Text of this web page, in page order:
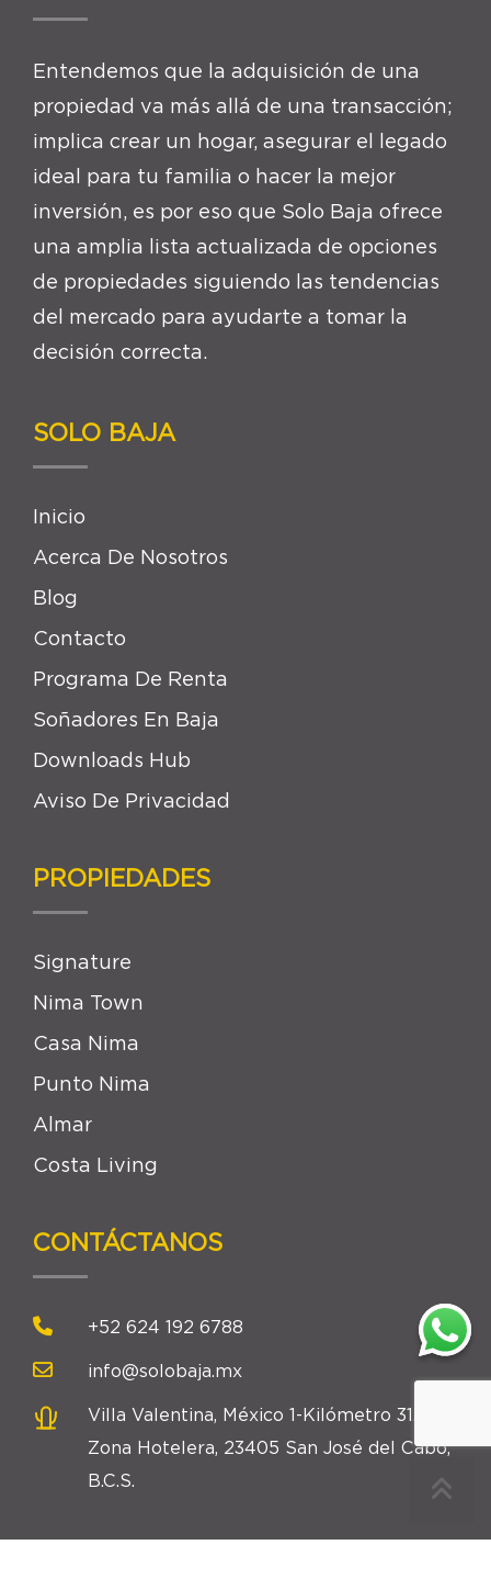
Entendemos que la adquisición de una
propiedad va más allá de una transacción;
implica crear un hogar, asegurar el legado
ideal para tu familia o hacer la mejor
inversión, es por eso que Solo Baja ofrece
una amplia lista actualizada de opciones
de propiedades siguiendo las tendencias
del mercado para ayudarte a tomar la
decisión correcta.
SOLO BAJA
Inicio
Acerca De Nosotros
Blog
Contacto
Programa De Renta
Soñadores En Baja
Downloads Hub
Aviso De Privacidad
PROPIEDADES
Signature
Nima Town
Casa Nima
Punto Nima
Almar
Costa Living
CONTÁCTANOS
+52 624 192 6788
info@solobaja.mx
Villa Valentina, México 1-Kilómetro 31.5,
Zona Hotelera, 23405 San José del Cabo,
B.C.S.